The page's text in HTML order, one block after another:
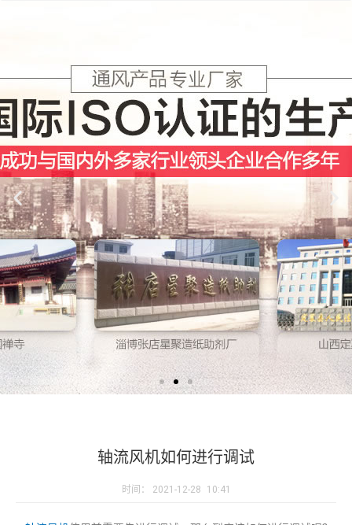
轴流风机如何进行调试
时间： 2021-12-28 10:41